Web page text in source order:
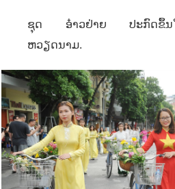
ຊຸດ ອ໋າວຢ່າຍ ປະກົດຂຶ້ນໃນ
ຫວຽດນາມ.